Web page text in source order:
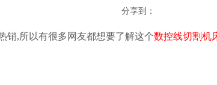
分享到：
销,所以有很多网友都想要了解这个数控线切割机